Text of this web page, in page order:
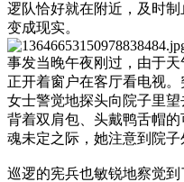
逻队恰好就在附近，及时
变成现实。
事发当晚午夜刚过，由于
正开着窗户在客厅看电视
女士警觉地探头向院子里望
背着双肩包、头戴鸭舌帽
魂未定之际，她注意到院子
巡逻的宪兵也敏锐地察觉